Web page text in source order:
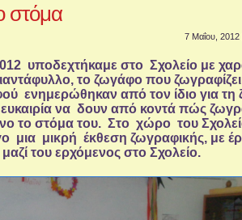
στόμα
7 Μαΐου, 2012
υποδεχτήκαμε στο Σχολείο με
το ζωγάφο που
ενημερώθηκαν από τον ίδιο για τη
ευκαιρία να δουν από κοντά πώς
το στόμα του. Στο χώρο του
μια μικρή έκθεση ζωγραφικής, με
του ερχόμενος στο Σχολείο.